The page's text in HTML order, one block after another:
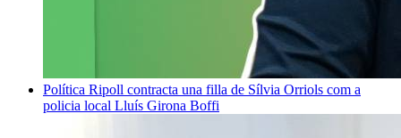
Política Ripoll contracta una filla de Sílvia Orriols com a
policia local Lluís Girona Boffi